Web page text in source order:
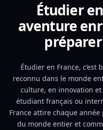
Étudier
aventure
Étudier en France, c’est
reconnu dans le monde
culture, en innovation
étudiant français ou
France attire chaque
du monde entier et